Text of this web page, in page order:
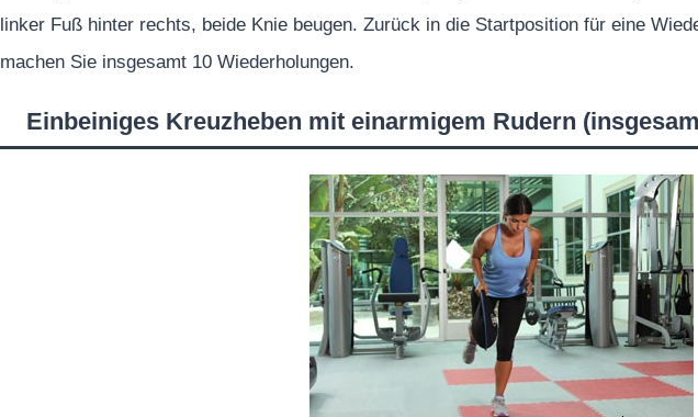
linker Fuß hinter rechts, beide Knie beugen. Zurück in die Startposition für eine
machen Sie insgesamt 10 Wiederholungen.
Einbeiniges Kreuzheben mit einarmigem Rudern